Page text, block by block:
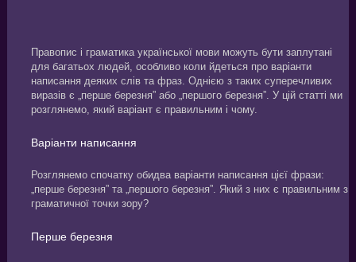
Правопис і граматика української мови можуть бути заплутані
для багатьох людей, особливо коли йдеться про варіанти
написання деяких слів та фраз. Однією з таких суперечливих
виразів є „перше березня” або „першого березня”. У цій статті ми
розглянемо, який варіант є правильним і чому.
Варіанти написання
Розглянемо спочатку обидва варіанти написання цієї фрази:
„перше березня” та „першого березня”. Який з них є правильним з
граматичної точки зору?
Перше березня